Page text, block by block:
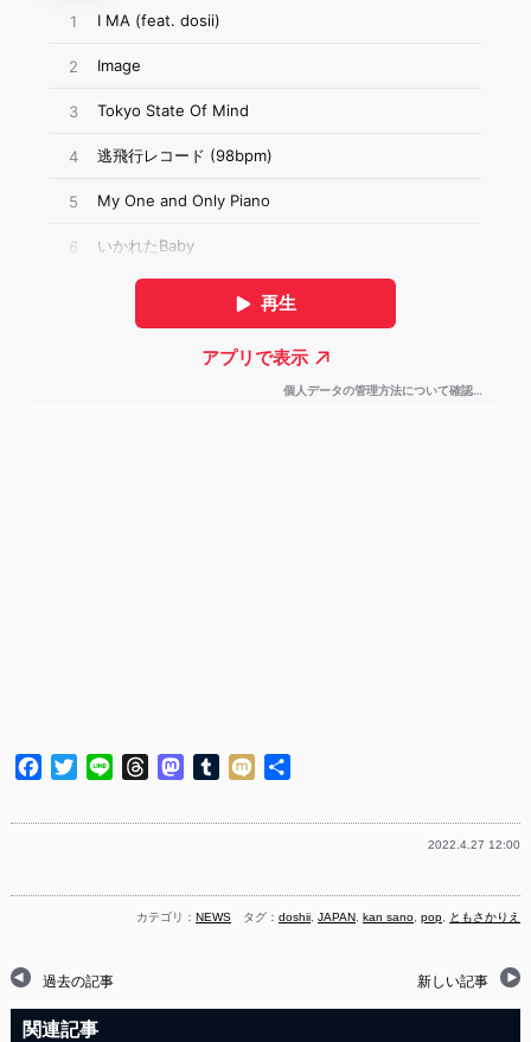
Facebook
TwitterLine ThreadsMastodon
Tumblr
Mixi
2022.4.27 12:00
カテゴリ： NEWS タグ：doshii,JAPAN, kan sano,pop, ともさかりえ
過去の記事 新しい記事
関連記事